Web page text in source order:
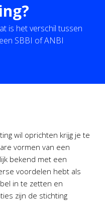
is het verschil tussen
SBBI of ANBI
wil oprichten krijg je te
vormen van een
bekend met een
voordelen hebt als
in te zetten en
zijn de stichting